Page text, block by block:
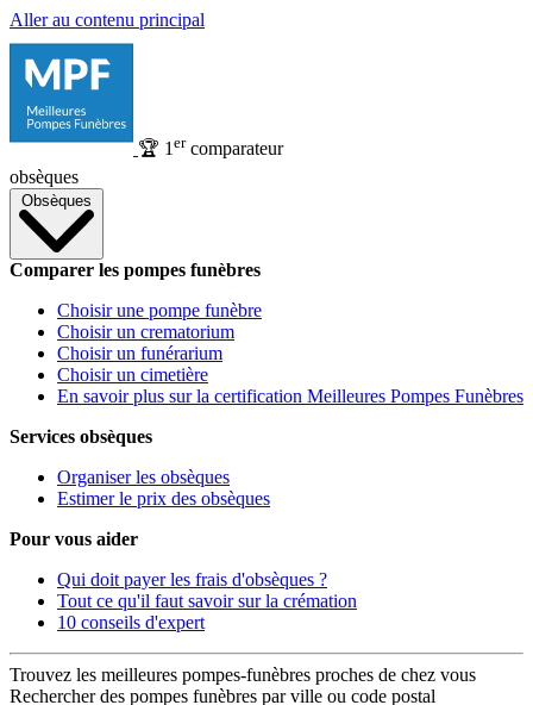
Aller au contenu principal
🏆 1 ercomparateur
obsèques
Obsèques
Comparer les pompes funèbres
Choisir une pompe funèbre
Choisir un crematorium
Choisir un funérarium
Choisir un cimetière
En savoir plus sur la certification Meilleures Pompes Funèbres
Services obsèques
Organiser les obsèques
Estimer le prix des obsèques
Pour vous aider
Qui doit payer les frais d'obsèques ?
Tout ce qu'il faut savoir sur la crémation
10 conseils d'expert
Trouvez les meilleures pompes-funèbres proches de chez vous
Rechercher des pompes funèbres par ville ou code postal